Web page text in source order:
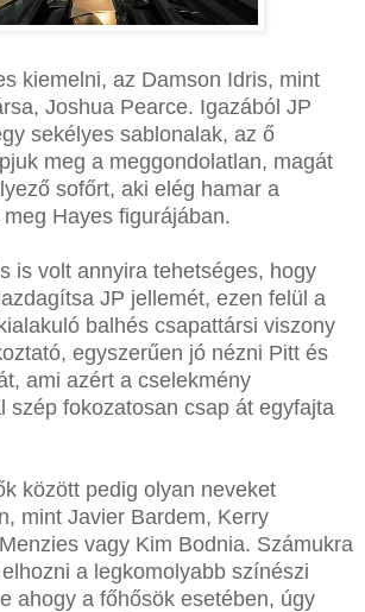
kiemelni, az Damson Idris, mint
Joshua Pearce. Igazából JP
sekélyes sablonalak, az ő
meg a meggondolatlan, magát
sofőrt, aki elég hamar a
Hayes figurájában.
is volt annyira tehetséges, hogy
JP jellemét, ezen felül a
balhés csapattársi viszony
egyszerűen jó nézni Pitt és
ami azért a cselekmény
szép fokozatosan csap át egyfajta
között pedig olyan neveket
mint Javier Bardem, Kerry
vagy Kim Bodnia. Számukra
a legkomolyabb színészi
ahogy a főhősök esetében, úgy